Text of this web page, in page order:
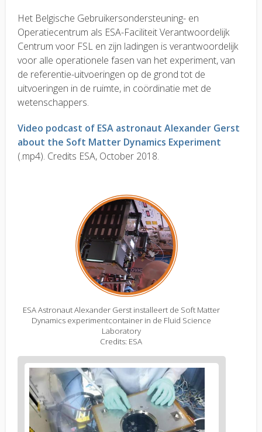
Het Belgische Gebruikersondersteuning- en
Operatiecentrum als ESA-Faciliteit Verantwoordelijk
Centrum voor FSL en zijn ladingen is verantwoordelijk
voor alle operationele fasen van het experiment, van
de referentie-uitvoeringen op de grond tot de
uitvoeringen in de ruimte, in coördinatie met de
wetenschappers.
Video podcast of ESA astronaut Alexander Gerst
about the Soft Matter Dynamics Experiment
(.mp4). Credits ESA, October 2018.
ESA Astronaut Alexander Gerst installeert de Soft Matter
Dynamics experimentcontainer in de Fluid Science
Laboratory
Credits: ESA
Figure
2
body
text